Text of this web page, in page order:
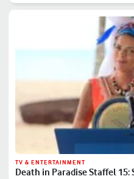
TV & ENTERTAINMENT
Death in Paradise Staffel